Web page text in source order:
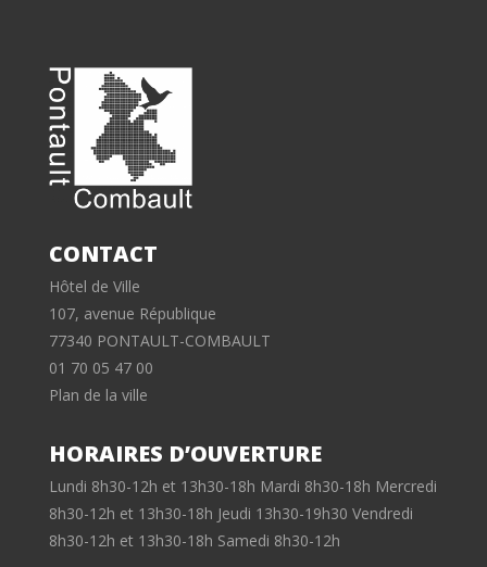
CONTACT
Hôtel de Ville
107, avenue République
77340 PONTAULT-COMBAULT
01 70 05 47 00
Plan de la ville
HORAIRES D’OUVERTURE
Lundi 8h30-12h et 13h30-18h Mardi 8h30-18h Mercredi
8h30-12h et 13h30-18h Jeudi 13h30-19h30 Vendredi
8h30-12h et 13h30-18h Samedi 8h30-12h